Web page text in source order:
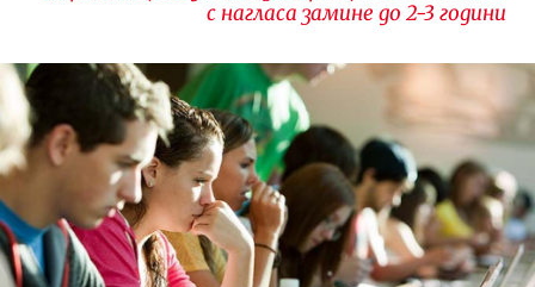
с нагласа замине до 2-3 години